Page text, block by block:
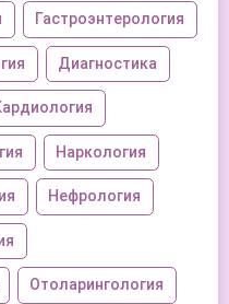
Гастроэнтерология
Диагностика
Наркология
Нефрология
Отоларингология